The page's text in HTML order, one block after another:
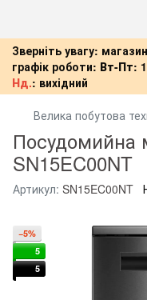
Зверніть увагу:
графік роботи: Вт-Пт:
Нд.: вихідний
Велика побутова
Посудомийна
SN15EC00NT
Артикул: SN15EC00NT
−5%
5
5